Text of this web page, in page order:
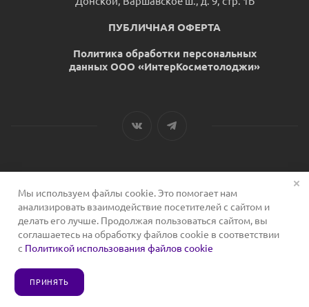
ПУБЛИЧНАЯ ОФЕРТА
Политика обработки персональных
данных ООО «ИнтерКосметолоджи»
2026 © Сервис для косметологов
Мы используем файлы cookie. Это помогает нам
анализировать взаимодействие посетителей с сайтом и
делать его лучше. Продолжая пользоваться сайтом, вы
соглашаетесь на обработку файлов cookie в соответствии
с Политикой использования файлов cookie
ПРИНЯТЬ